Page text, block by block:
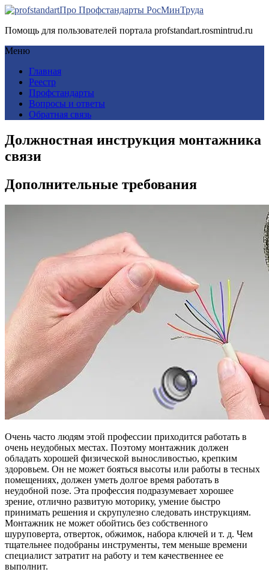
Про Профстандарты РосМинТруда
Помощь для пользователей портала profstandart.rosmintrud.ru
Меню
Главная
Реестр
Профстандарты
Вопросы и ответы
Обратная связь
Должностная инструкция монтажника
связи
Дополнительные требования
Очень часто людям этой профессии приходится работать в
очень неудобных местах. Поэтому монтажник должен
обладать хорошей физической выносливостью, крепким
здоровьем. Он не может бояться высоты или работы в тесных
помещениях, должен уметь долгое время работать в
неудобной позе. Эта профессия подразумевает хорошее
зрение, отлично развитую моторику, умение быстро
принимать решения и скрупулезно следовать инструкциям.
Монтажник не может обойтись без собственного
шуруповерта, отверток, обжимок, набора ключей и т. д. Чем
тщательнее подобраны инструменты, тем меньше времени
специалист затратит на работу и тем качественнее ее
выполнит.